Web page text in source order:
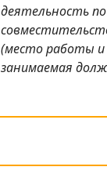
деятельность по
(место работы и
занимаемая